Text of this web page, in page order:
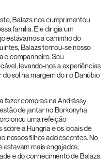
Balazs nos cumprimentou
família. Ele dirigia um
estávamos a caminho do
Balazs tornou-se nosso
e companheiro. Seu
levando-nos a experiências
sol na margem do rio Danúbio
fazer compras na Andrássy
de jantar no Borkonyha
uma refeição
a Hungria e os locais de
nossos filhos adolescentes. No
estavam mais engajados,
e do conhecimento de Balazs.